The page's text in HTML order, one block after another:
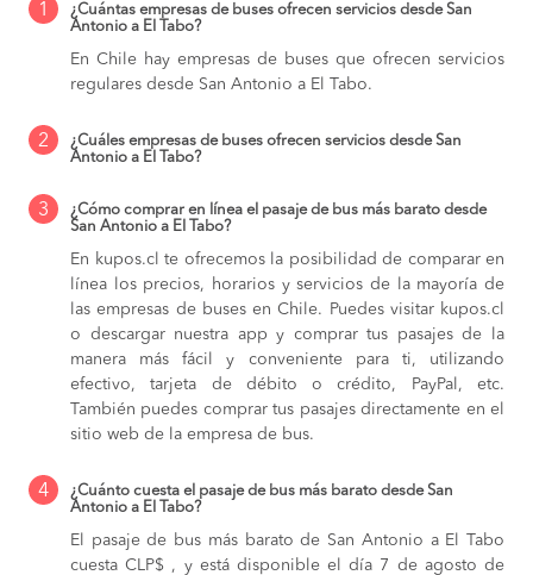
1
¿Cuántas empresas de buses ofrecen servicios desde San
Antonio a El Tabo?
En Chile hay empresas de buses que ofrecen servicios
regulares desde San Antonio a El Tabo.
2
¿Cuáles empresas de buses ofrecen servicios desde San
Antonio a El Tabo?
3
¿Cómo comprar en línea el pasaje de bus más barato desde
San Antonio a El Tabo?
En kupos.cl te ofrecemos la posibilidad de comparar en
línea los precios, horarios y servicios de la mayoría de
las empresas de buses en Chile. Puedes visitar kupos.cl
o descargar nuestra app y comprar tus pasajes de la
manera más fácil y conveniente para ti, utilizando
efectivo, tarjeta de débito o crédito, PayPal, etc.
También puedes comprar tus pasajes directamente en el
sitio web de la empresa de bus.
4
¿Cuánto cuesta el pasaje de bus más barato desde San
Antonio a El Tabo?
El pasaje de bus más barato de San Antonio a El Tabo
cuesta CLP$ , y está disponible el día 7 de agosto de